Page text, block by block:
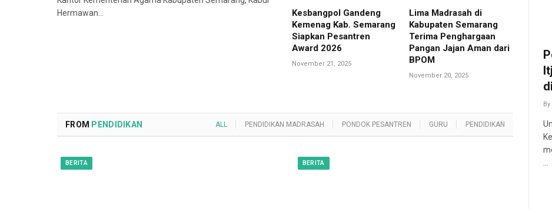
Hermawan…
Kesbangpol Gandeng
Kemenag Kab. Semarang
Siapkan Pesantren
Award 2026
November 21, 2025
Lima Madrasah di
Kabupaten Semarang
Terima Penghargaan
Pangan Jajan Aman dari
BPOM
November 20, 2025
FROM PENDIDIKAN ALL PENDIDIKAN MADRASAH PONDOK PESANTREN GURU PENDIDIKAN
BERITA BERITA
By
…